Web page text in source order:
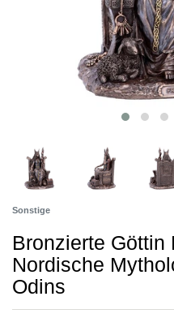
Sonstige
Bronzierte Göttin
Nordische
Odins